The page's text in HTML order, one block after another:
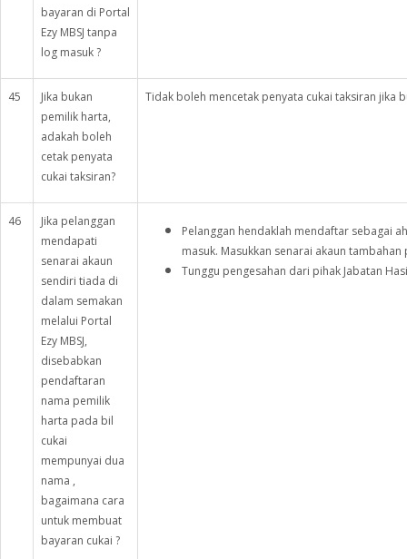
bayaran di Portal
Ezy MBSJ tanpa
log masuk ?
45
Jika bukan
pemilik harta,
adakah boleh
cetak penyata
cukai taksiran?
Tidak boleh mencetak penyata cukai taksiran jika
46
Jika pelanggan
mendapati
senarai akaun
sendiri tiada di
dalam semakan
melalui Portal
Ezy MBSJ,
disebabkan
pendaftaran
nama pemilik
harta pada bil
cukai
mempunyai dua
nama ,
bagaimana cara
untuk membuat
bayaran cukai ?
Pelanggan hendaklah mendaftar sebagai
masuk. Masukkan senarai akaun
Tunggu pengesahan dari pihak Jabatan